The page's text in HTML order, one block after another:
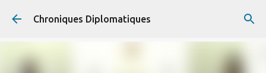
Accéder au contenu principal
Chroniques Diplomatiques